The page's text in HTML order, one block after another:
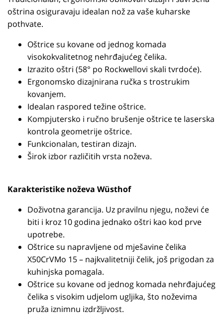
oštrina osiguravaju idealan nož za vaše kuharske
pothvate.
Oštrice su kovane od jednog komada
visokokvalitetnog nehrđajućeg čelika.
Izrazito oštri (58° po Rockwellovi skali tvrdoće).
Ergonomsko dizajnirana ručka s trostrukim
kovanjem.
Idealan raspored težine oštrice.
Kompjutersko i ručno brušenje oštrice te laserska
kontrola geometrije oštrice.
Funkcionalan, testiran dizajn.
Širok izbor različitih vrsta noževa.
Karakteristike noževa Wüsthof
Doživotna garancija. Uz pravilnu njegu, noževi će
biti i kroz 10 godina jednako oštri kao kod prve
upotrebe.
Oštrice su napravljene od mješavine čelika
X50CrVMo 15 – najkvalitetniji čelik, još prigodan za
kuhinjska pomagala.
Oštrice su kovane od jednog komada nehrđajućeg
čelika s visokim udjelom ugljika, što noževima
pruža iznimnu izdržljivost.